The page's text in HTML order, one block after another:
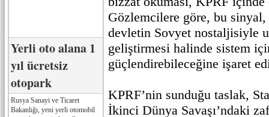
Yerli oto alana 1
yıl ücretsiz
otopark
Rusya Sanayi ve Ticaret
Bakanlığı, yeni yerli otomobil
Gözlemcilere göre, bu
devletin Sovyet nostaljisiyle
geliştirmesi halinde sistem
güçlendirebileceğine işaret
KPRF’nin sunduğu taslak,
İkinci Dünya Savaşı’ndaki